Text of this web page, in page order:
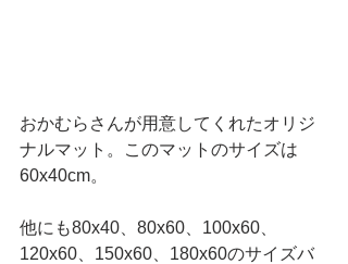
おかむらさんが用意してくれたオリジ
ナルマット。このマットのサイズは
60x40cm。
他にも80x40、80x60、100x60、
120x60、150x60、180x60のサイズバ